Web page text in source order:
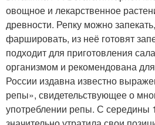
овощное и лекарственное
древности. Репку можно
фаршировать, из неё готовят
подходит для приготовления
организмом и рекомендована
России издавна известно
репы», свидетельствующее о
употреблении репы. С середины